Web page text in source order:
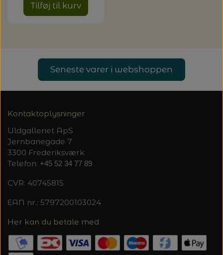
Tilføj til kurv
Seneste varer i webshoppen
Kontaktoplysninger
Uldgalleriet ApS
Jernbanegade 7
3300 Frederiksværk
Telefon: +45 52 34 77 89
CVR: 40745815
EAN nr.: 5797200103024
Her kan du betale med